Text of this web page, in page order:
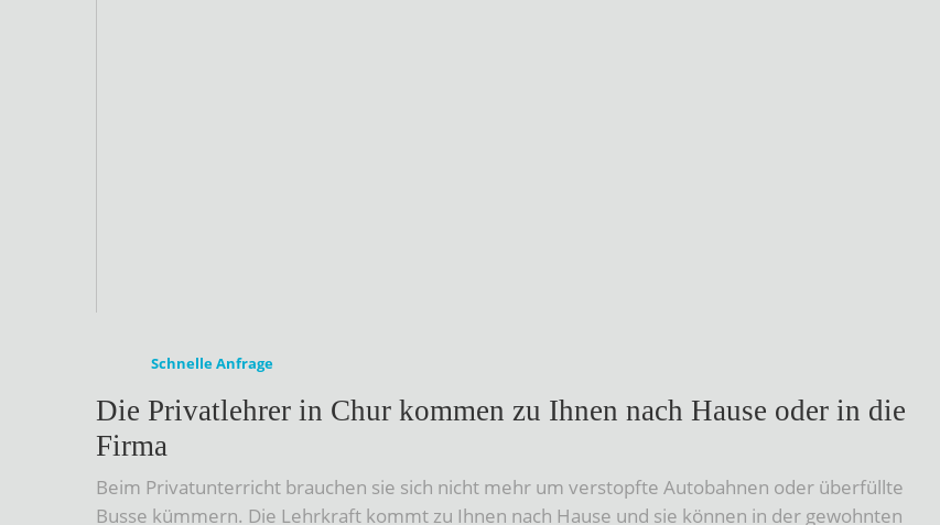
Schnelle Anfrage
Die Privatlehrer in Chur kommen zu Ihnen nach Hause oder in die
Firma
Beim Privatunterricht brauchen sie sich nicht mehr um verstopfte Autobahnen oder überfüllte
Busse kümmern. Die Lehrkraft kommt zu Ihnen nach Hause und sie können in der gewohnten